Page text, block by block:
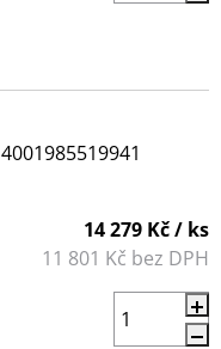
4001985519941
14 279 Kč/ ks
11 801 Kč bez DPH